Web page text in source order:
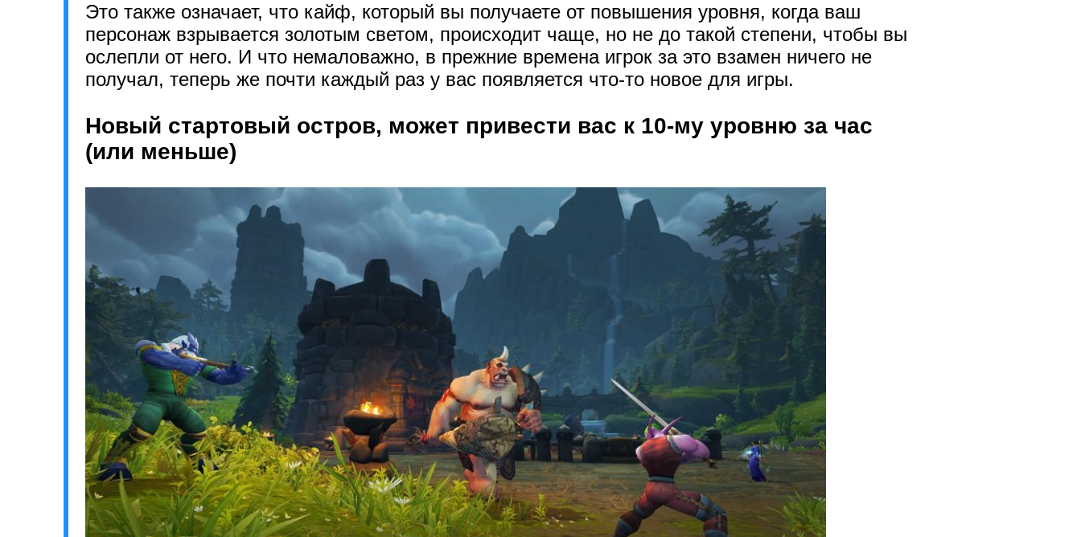
Это также означает, что кайф, который вы получаете от повышения уровня, когда ваш
персонаж взрывается золотым светом, происходит чаще, но не до такой степени, чтобы вы
ослепли от него. И что немаловажно, в прежние времена игрок за это взамен ничего не
получал, теперь же почти каждый раз у вас появляется что-то новое для игры.
Новый стартовый остров, может привести вас к 10-му уровню за час
(или меньше)